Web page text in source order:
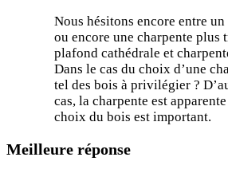
Nous hésitons encore entre
ou encore une charpente plus
plafond cathédrale et
Dans le cas du choix d’une
tel des bois à privilégier ?
cas, la charpente est
choix du bois est important.
Meilleure réponse